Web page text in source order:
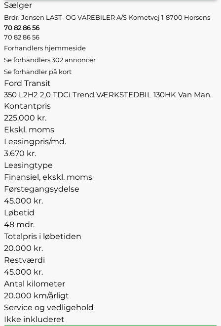
Sælger
Brdr. Jensen LAST- OG VAREBILER A/S Kometvej 1 8700 Horsens
70 82 86 56
70 82 86 56
Forhandlers hjemmeside
Se forhandlers 302 annoncer
Se forhandler på kort
Ford Transit
350 L2H2 2,0 TDCi Trend VÆRKSTEDBIL 130HK Van Man.
Kontantpris
225.000 kr.
Ekskl. moms
Leasingpris/md.
3.670 kr.
Leasingtype
Finansiel, ekskl. moms
Førstegangsydelse
45.000 kr.
Løbetid
48 mdr.
Totalpris i løbetiden
20.000 kr.
Restværdi
45.000 kr.
Antal kilometer
20.000 km/årligt
Service og vedligehold
Ikke inkluderet